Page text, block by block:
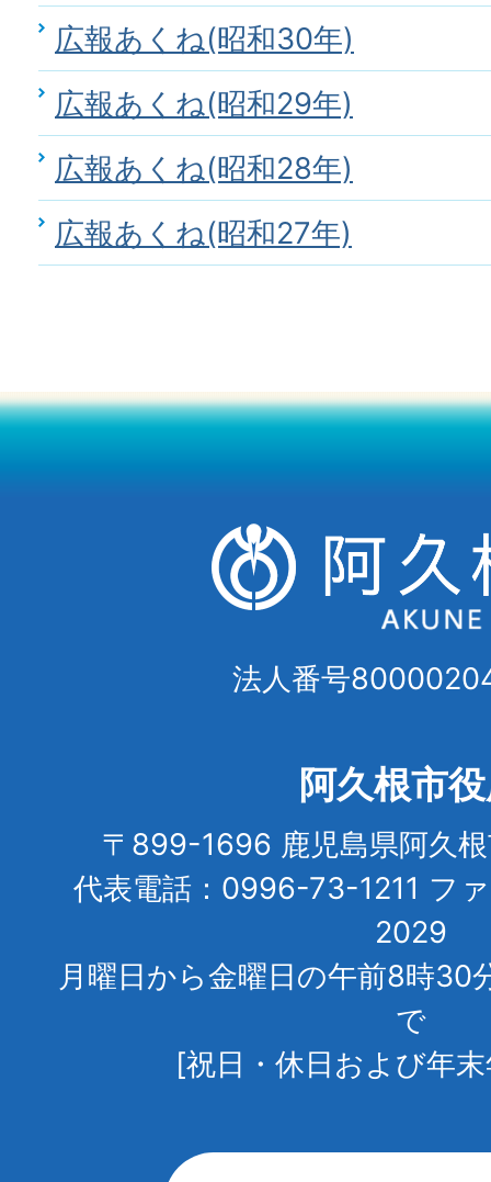
広報あくね(昭和30年)
広報あくね(昭和29年)
広報あくね(昭和28年)
広報あくね(昭和27年)
法人番号
阿久根市
〒899-1696 鹿児島県阿久
代表電話：0996-73-1211 フ
2029
月曜日から金曜日の午前8時30
で
[祝日・休日および年